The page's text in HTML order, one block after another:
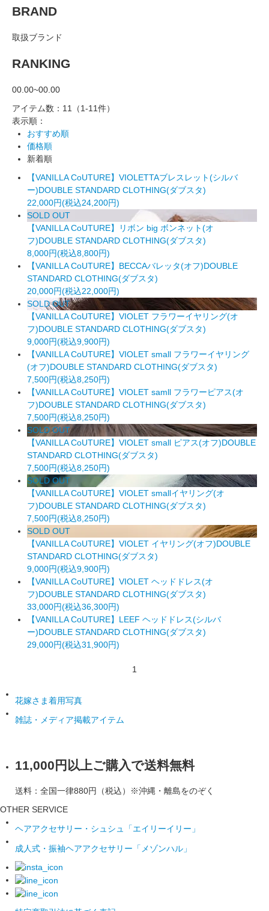
BRAND
取扱ブランド
RANKING
00.00~00.00
アイテム数：11
（1-11件）
表示順：
おすすめ順
価格順
新着順
【VANILLA CoUTURE】VIOLETTAブレスレット(シルバ
ー)DOUBLE STANDARD CLOTHING(ダブスタ)
22,000円(税込24,200円)
SOLD OUT
【VANILLA CoUTURE】リボン big ボンネット(オ
フ)DOUBLE STANDARD CLOTHING(ダブスタ)
8,000円(税込8,800円)
【VANILLA CoUTURE】BECCAバレッタ(オフ)DOUBLE
STANDARD CLOTHING(ダブスタ)
20,000円(税込22,000円)
SOLD OUT
【VANILLA CoUTURE】VIOLET フラワーイヤリング(オ
フ)DOUBLE STANDARD CLOTHING(ダブスタ)
9,000円(税込9,900円)
【VANILLA CoUTURE】VIOLET small フラワーイヤリング
(オフ)DOUBLE STANDARD CLOTHING(ダブスタ)
7,500円(税込8,250円)
【VANILLA CoUTURE】VIOLET samll フラワーピアス(オ
フ)DOUBLE STANDARD CLOTHING(ダブスタ)
7,500円(税込8,250円)
SOLD OUT
【VANILLA CoUTURE】VIOLET small ピアス(オフ)DOUBLE
STANDARD CLOTHING(ダブスタ)
7,500円(税込8,250円)
SOLD OUT
【VANILLA CoUTURE】VIOLET smallイヤリング(オ
フ)DOUBLE STANDARD CLOTHING(ダブスタ)
7,500円(税込8,250円)
SOLD OUT
【VANILLA CoUTURE】VIOLET イヤリング(オフ)DOUBLE
STANDARD CLOTHING(ダブスタ)
9,000円(税込9,900円)
【VANILLA CoUTURE】VIOLET ヘッドドレス(オ
フ)DOUBLE STANDARD CLOTHING(ダブスタ)
33,000円(税込36,300円)
【VANILLA CoUTURE】LEEF ヘッドドレス(シルバ
ー)DOUBLE STANDARD CLOTHING(ダブスタ)
29,000円(税込31,900円)
1
花嫁さま着用写真
雑誌・メディア掲載アイテム
11,000円以上ご購入で送料無料
送料：全国一律880円（税込）※沖縄・離島をのぞく
OTHER SERVICE
ヘアアクセサリー・シュシュ「エイリーイリー」
成人式・振袖ヘアアクセサリー「メゾンハル」